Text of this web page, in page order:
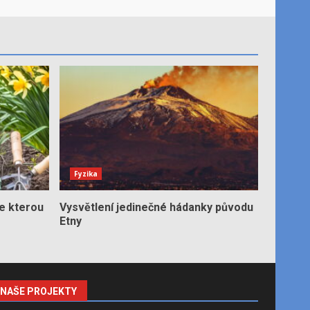
kterou
Fyzika
Vysvětlení jedinečné hádanky původu
Etny
NAŠE PROJEKTY